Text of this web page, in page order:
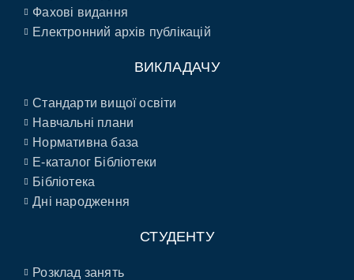
Фахові видання
Електронний архів публікацій
ВИКЛАДАЧУ
Стандарти вищої освіти
Навчальні плани
Нормативна база
E-каталог Бібліотеки
Бібліотека
Дні народження
СТУДЕНТУ
Розклад занять